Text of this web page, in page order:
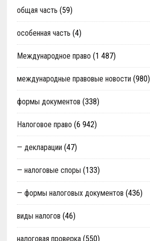
общая часть (59)
особенная часть (4)
Международное право (1 487)
международные правовые новости (980)
формы документов (338)
Налоговое право (6 942)
— декларации (47)
— налоговые споры (133)
— формы налоговых документов (436)
виды налогов (46)
налоговая проверка(550)